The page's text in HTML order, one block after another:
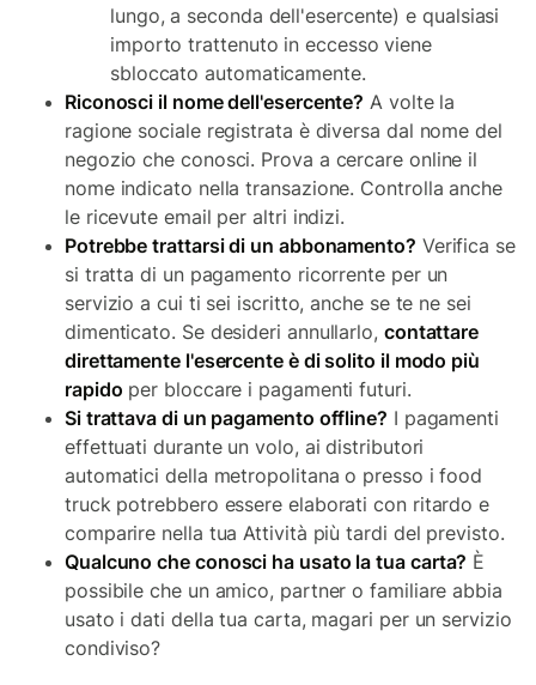
lungo, a seconda dell'esercente) e qualsiasi
importo trattenuto in eccesso viene
sbloccato automaticamente.
Riconosci il nome dell'esercente? A volte la
ragione sociale registrata è diversa dal nome del
negozio che conosci. Prova a cercare online il
nome indicato nella transazione. Controlla anche
le ricevute email per altri indizi.
Potrebbe trattarsi di un abbonamento? Verifica se
si tratta di un pagamento ricorrente per un
servizio a cui ti sei iscritto, anche se te ne sei
dimenticato. Se desideri annullarlo, contattare
direttamente l'esercente è di solito il modo più
rapido per bloccare i pagamenti futuri.
Si trattava di un pagamento offline? I pagamenti
effettuati durante un volo, ai distributori
automatici della metropolitana o presso i food
truck potrebbero essere elaborati con ritardo e
comparire nella tua Attività più tardi del previsto.
Qualcuno che conosci ha usato la tua carta? È
possibile che un amico, partner o familiare abbia
usato i dati della tua carta, magari per un servizio
condiviso?